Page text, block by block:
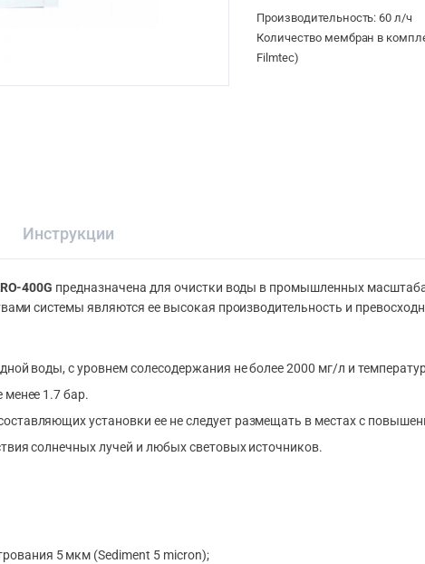
Производительность: 60 л/ч
Количество мембран в
Filmtec)
Инструкции
400G предназначена для очистки воды в промышленных
системы являются ее высокая производительность и
воды, с уровнем солесодержания не более 2000 мг/л и
1.7 бар.
установки ее не следует размещать в местах с
солнечных лучей и любых световых источников.
5 мкм (Sediment 5 micron);